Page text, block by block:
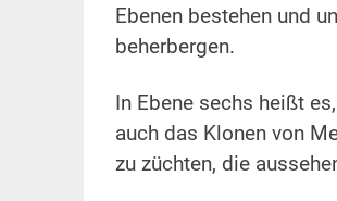
Ebenen bestehen und
beherbergen.
In Ebene sechs heißt
auch das Klonen von
zu züchten, die